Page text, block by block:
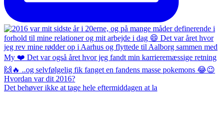
Det behøver ikke at tage hele eftermiddagen at la